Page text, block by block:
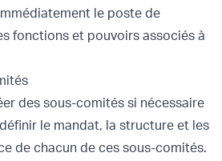
le poste de
fonctions et pouvoirs associés à
des sous-comités si nécessaire
le mandat, la structure et les
de chacun de ces sous-comités.